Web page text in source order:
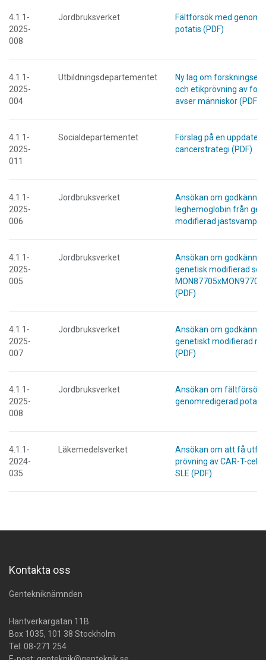
4.1.1-
2025-
008
Jordbruksverket
Fältförsök med
potatis (PDF)
4.1.1-
2025-
004
Utbildningsdepartementet
Ny lag om
och etikprövning av
avser människor (PDF)
4.1.1-
2025-
011
Socialdepartementet
Förslag på en
cancerstrategi (PDF)
4.1.1-
2025-
006
Jordbruksverket
Ansökan om
leghemoglobin från
modifierad jästsvamp
4.1.1-
2025-
005
Jordbruksverket
Ansökan om
genetisk modifierad
(PDF)
4.1.1-
2025-
007
Jordbruksverket
Ansökan om
genetiskt modifierad
(PDF)
4.1.1-
2025-
008
Jordbruksverket
Ansökan om fältförsök
genomredigerad potatis
4.1.1-
2024-
035
Läkemedelsverket
Ansökan om att få
prövning av CAR-T-
SLE (PDF)
Kontakta oss
Gentekniknämnden
Hantverkargatan 11B
Box 1035, 101 38 Stockholm
Tel: 08-271 254